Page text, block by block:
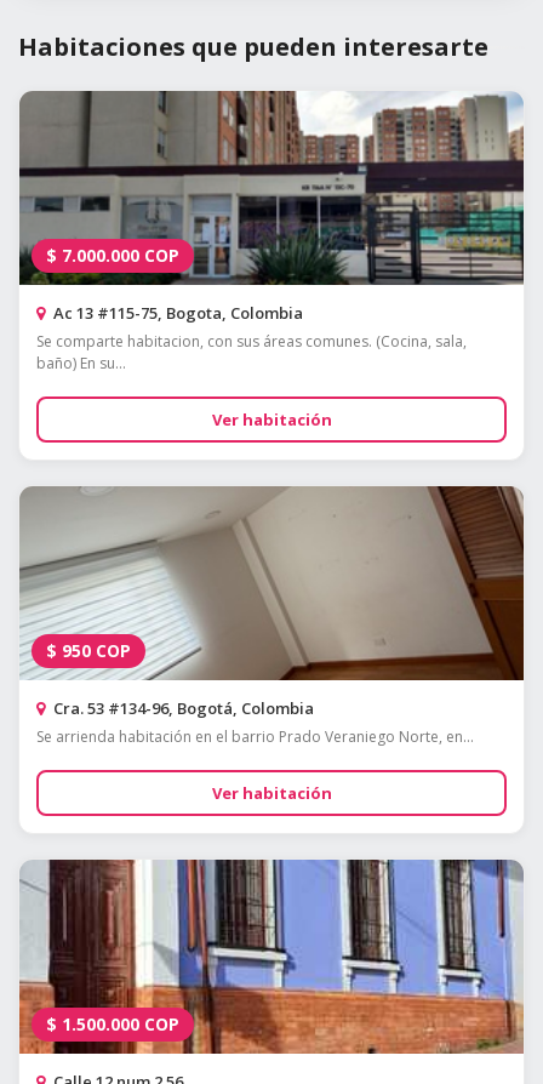
Habitaciones que pueden interesarte
$ 7.000.000 COP
Ac 13 #115-75, Bogota, Colombia
Se comparte habitacion, con sus áreas comunes. (Cocina, sala,
baño) En su...
Ver habitación
$ 950 COP
Cra. 53 #134-96, Bogotá, Colombia
Se arrienda habitación en el barrio Prado Veraniego Norte, en...
Ver habitación
$ 1.500.000 COP